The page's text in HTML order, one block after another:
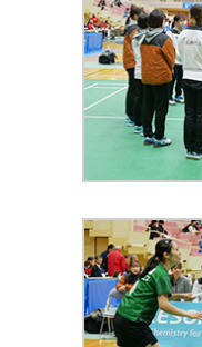
小田 菜摘
新見 桃芭